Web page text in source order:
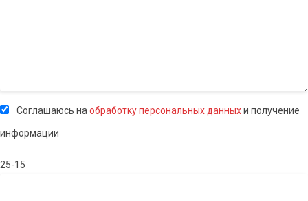
Соглашаюсь на обработку персональных данныхи получение
информации
25-15